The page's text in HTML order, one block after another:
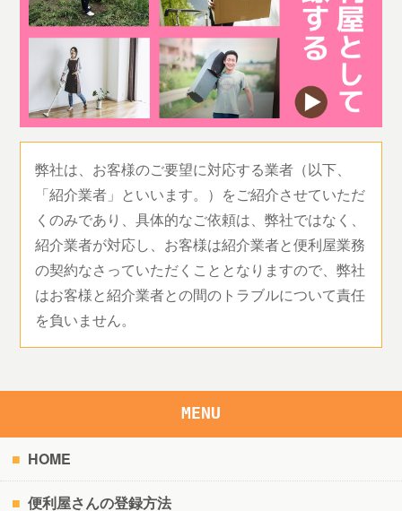
弊社は、お客様のご要望に対応する業者（以下、
「紹介業者」といいます。）をご紹介させていただ
くのみであり、具体的なご依頼は、弊社ではなく、
紹介業者が対応し、お客様は紹介業者と便利屋業務
の契約なさっていただくこととなりますので、弊社
はお客様と紹介業者との間のトラブルについて責任
を負いません。
MENU
HOME
便利屋さんの登録方法